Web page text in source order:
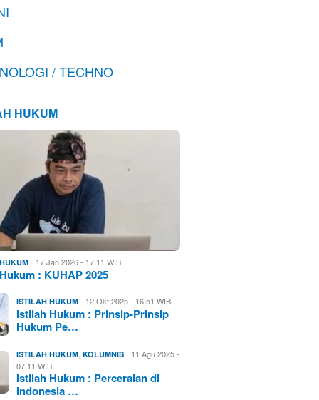
/ TECHNO
HUKUM
17 Jan 2026 - 17:11 WIB
: KUHAP 2025
ISTILAH HUKUM 12 Okt 2025 - 16:51 WIB
Istilah Hukum : Prinsip-Prinsip
Hukum Pe…
ISTILAH HUKUM ,KOLUMNIS
11 Agu 2025 -
07:11 WIB
Istilah Hukum : Perceraian di
Indonesia …